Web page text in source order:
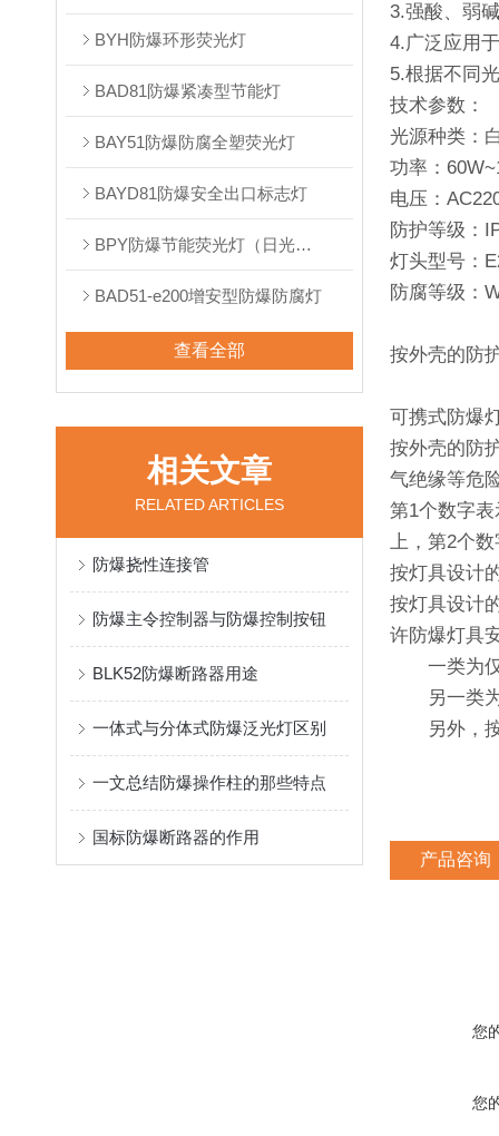
BYH防爆环形荧光灯
BAD81防爆紧凑型节能灯
BAY51防爆防腐全塑荧光灯
BAYD81防爆安全出口标志灯
BPY防爆节能荧光灯（日光灯）
BAD51-e200增安型防爆防腐灯
查看全部
相关文章
RELATED ARTICLES
防爆挠性连接管
防爆主令控制器与防爆控制按钮
BLK52防爆断路器用途
一体式与分体式防爆泛光灯区别
一文总结防爆操作柱的那些特点
国标防爆断路器的作用
3.强酸、弱
4.广泛应用
5.根据不同
技术参数：
光源种类：
功率：
电压：
防护等级：
灯头型号：
防腐等级：
按外壳的防
可携式防爆
按外壳的防
气绝缘等危
第1个数字
上，第2个
按灯具设计
按灯具设计
许防爆灯具
一类为仅
另一类为
另外，按
产品咨询
您
您